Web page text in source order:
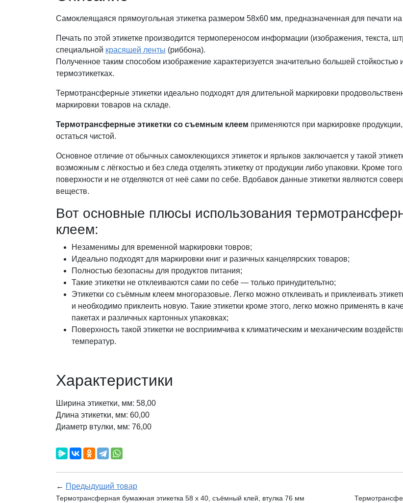
Самоклеящаяся прямоугольная этикетка размером 58х60 мм, предназначенная для печати
Печать по этой этикетке производится термопереносом информации (изображения, текста,
специальной красящей ленты (риббона).
Полученное таким способом изображение характеризуется значительно большей
термоэтикетках.
Термотрансферные этикетки идеально подходят для длительной маркировки
маркировки товаров на складе.
Термотрансферные этикетки со съемным клеем применяются при маркировке
остаться чистой.
Основное отличие от обычных самоклеющихся этикеток и ярлыков заключается у такой
возможным с лёгкостью и без следа отделять этикетку от продукции либо упаковки. Кроме
поверхности и не отделяются от неё сами по себе. Вдобавок данные этикетки являются
веществ.
Вот основные плюсы использования
клеем:
Незаменимы для временной маркировки товров;
Идеально подходят для маркировки книг и разичных канцелярских товаров;
Полностью безопасны для продуктов питания;
Такие этикетки не отклеиваются сами по себе — только принудительтно;
Этикетки со съёмным клеем многоразовые. Легко можно отклеивать и приклеивать
и необходимо приклеить новую. Такие этикетки кроме этого, легко можно применять в
пакетах и различных картонных упаковках;
Поверхность такой этикетки не восприимчива к климатическим и механическим
температур.
Характеристики
Ширина этикетки, мм: 58,00
Длина этикетки, мм: 60,00
Диаметр втулки, мм: 76,00
← Предыдущий товар
Термотрансферная бумажная этикетка 58 х 40, съёмный клей, втулка 76 мм